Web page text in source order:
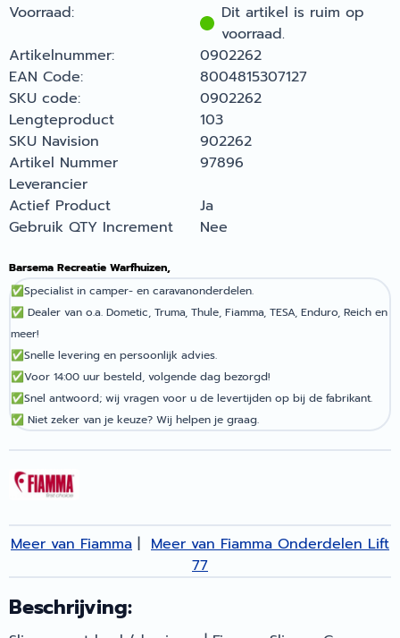
Voorraad:
Dit artikel is ruim op
voorraad.
Artikelnummer:
0902262
EAN Code:
8004815307127
SKU code:
0902262
Lengteproduct
103
SKU Navision
902262
Artikel Nummer
Leverancier
97896
Actief Product
Ja
Gebruik QTY Increment
Nee
Barsema Recreatie Warfhuizen,
✅Specialist in camper- en caravanonderdelen.
✅ Dealer van o.a. Dometic, Truma, Thule, Fiamma, TESA, Enduro, Reich en
meer!
✅Snelle levering en persoonlijk advies.
✅Voor 14:00 uur besteld, volgende dag bezorgd!
✅Snel antwoord; wij vragen voor u de levertijden op bij de fabrikant.
✅ Niet zeker van je keuze? Wij helpen je graag.
Meer van Fiamma | Meer van Fiamma Onderdelen Lift
77
Beschrijving: